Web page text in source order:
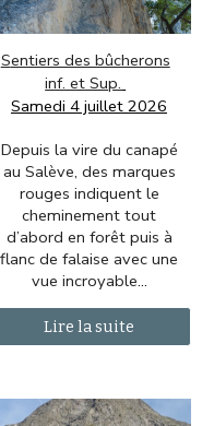
Sentiers des bûcherons
inf. et Sup.
Samedi 4 juillet 2026
Depuis la vire du canapé
au Salève, des marques
rouges indiquent le
cheminement tout
d’abord en forêt puis à
flanc de falaise avec une
vue incroyable...
Lire la suite